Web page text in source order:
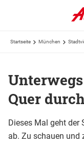
Startseite München
Quer
Dieses Mal geht der
ab. Zu schauen und